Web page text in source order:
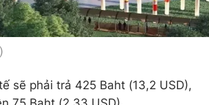
sẽ phải trả 425 Baht (13,2 USD),